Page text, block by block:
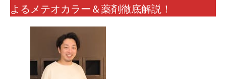
よるメテオカラー＆薬剤徹底解説！